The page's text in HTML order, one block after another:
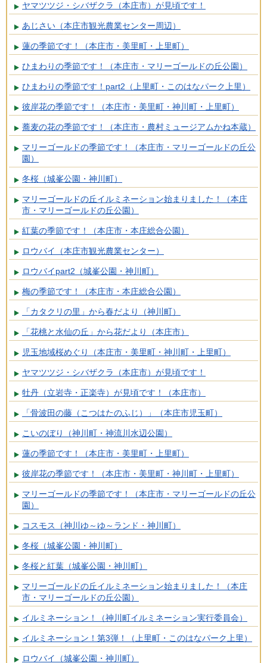
ヤマツツジ・シバザクラ（本庄市）が見頃です！
あじさい（本庄市観光農業センター周辺）
蓮の季節です！（本庄市・美里町・上里町）
ひまわりの季節です！（本庄市・マリーゴールドの丘公園）
ひまわりの季節です！part2（上里町・このはなパーク上里）
彼岸花の季節です！（本庄市・美里町・神川町・上里町）
蕎麦の花の季節です！（本庄市・農村ミュージアムかね本蔵）
マリーゴールドの季節です！（本庄市・マリーゴールドの丘公
園）
冬桜（城峯公園・神川町）
マリーゴールドの丘イルミネーション始まりました！（本庄
市・マリーゴールドの丘公園）
紅葉の季節です！（本庄市・本庄総合公園）
ロウバイ（本庄市観光農業センター）
ロウバイpart2（城峯公園・神川町）
梅の季節です！（本庄市・本庄総合公園）
「カタクリの里」から春だより（神川町）
「花桃と水仙の丘」から花だより（本庄市）
児玉地域桜めぐり（本庄市・美里町・神川町・上里町）
ヤマツツジ・シバザクラ（本庄市）が見頃です！
牡丹（立岩寺・正楽寺）が見頃です！（本庄市）
「骨波田の藤（こつはたのふじ）」（本庄市児玉町）
こいのぼり（神川町・神流川水辺公園）
蓮の季節です！（本庄市・美里町・上里町）
彼岸花の季節です！（本庄市・美里町・神川町・上里町）
マリーゴールドの季節です！（本庄市・マリーゴールドの丘公
園）
コスモス（神川ゆ～ゆ～ランド・神川町）
冬桜（城峯公園・神川町）
冬桜と紅葉（城峯公園・神川町）
マリーゴールドの丘イルミネーション始まりました！（本庄
市・マリーゴールドの丘公園）
イルミネーション！（神川町イルミネーション実行委員会）
イルミネーション！第3弾！（上里町・このはなパーク上里）
ロウバイ（城峯公園・神川町）